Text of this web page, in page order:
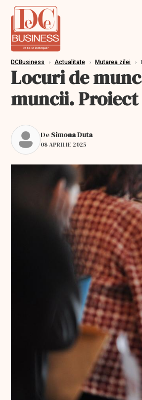
DCBusiness › Actualitate › Mutarea zilei ›
Locuri de
muncii.
De Simona Duta
08 APRILIE 2025